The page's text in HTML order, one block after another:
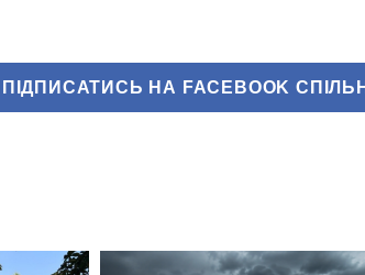
ПІДПИСАТИСЬ НА FACEBOOK